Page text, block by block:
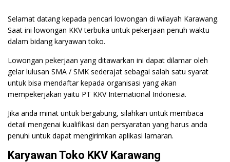
Selamat datang kepada pencari lowongan di wilayah Karawang.
Saat ini lowongan KKV terbuka untuk pekerjaan penuh waktu
dalam bidang karyawan toko.
Lowongan pekerjaan yang ditawarkan ini dapat dilamar oleh
gelar lulusan SMA / SMK sederajat sebagai salah satu syarat
untuk bisa mendaftar kepada organisasi yang akan
mempekerjakan yaitu PT KKV International Indonesia.
Jika anda minat untuk bergabung, silahkan untuk membaca
detail mengenai kualifikasi dan persyaratan yang harus anda
penuhi untuk dapat mengirimkan aplikasi lamaran.
Karyawan Toko KKV Karawang